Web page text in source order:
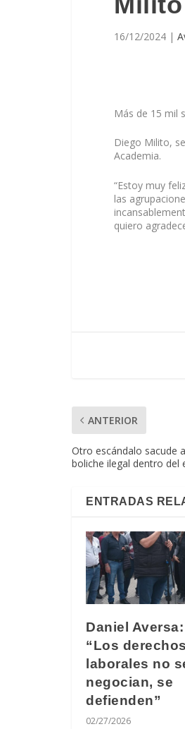
16/12/2024 |
Más de 15 mil
Diego Milito,
Academia.
“Estoy muy
las
quiero
ANTERIOR
Otro escándalo sacude
boliche ilegal dentro del
ENTRADAS
Daniel Aversa:
“Los derechos
laborales no
negocian, se
defienden”
02/27/2026